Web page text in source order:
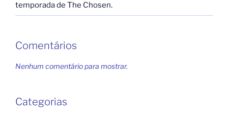
temporada de The Chosen.
Comentários
Nenhum comentário para mostrar.
Categorias